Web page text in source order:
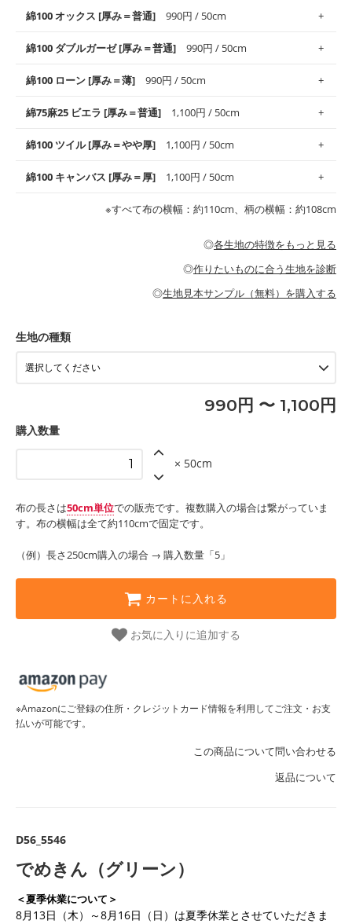
綿100 オックス [厚み＝普通] 990円 / 50cm
使いやすさNo.1！しなやかさと適度な張りを併せ持ち、通気性の
高さがオックス生地の特徴です。当サイトのオックス生地は、
般にお使いいただけます。
※レッスンバッグ、上履き袋などの通園通学グッズにはツイル生
・布団カバーなどの寝具、カーテン
綿100 ダブルガーゼ [厚み＝普通] 990円 / 50cm
柔らかくふんわりとした肌触りが特徴です。ベビー用品やハンカ
チなど直接肌に触れるアイテムに最適です。高い吸湿性・通気性
す。
・スタイ、おくるみなどのベビーグッズ
・ブラウス、チュニック、ワンピースなどの洋服
・パジャマなどの寝具
綿100 ローン [厚み＝薄] 990円 / 50cm
上質で薄手の平織りの生地です。軽やかさとなめらかな手触りの
良さが魅力。透け感があるので、涼しげなトップスなどに最適で
・ブラウス、シャツ、チュニックなどのトップス
綿75麻25 ビエラ [厚み＝普通] 1,100円 / 50cm
コットン75％リネン25％の当店のビエラ生地は、オックス生地よ
りもふんわりとした柔らかい質感と適度な落ち感を感じられるの
綿100 ツイル [厚み＝やや厚] 1,100円 / 50cm
綾織りの生地です。しっかりとした張りと厚みがありながらも柔
らかいのが特徴です。生地の厚みは中厚手です。1枚でも透け感
・カーテン、エプロン、テーブルクロスなどの暮らしのアイテム
・パンツ、タックスカートなどのボトムス
もっと詳しく見る
綿100 キャンバス [厚み＝厚] 1,100円 / 50cm
耐久性があります。トートバッグ・ポーチ・ペンケースなどの布
小物、インテリア用品に向いています。
・工作用エプロン
もっと詳しく見る
※すべて布の横幅：約110cm、柄の横幅：約108cm
◎各生地の特徴をもっと見る
◎作りたいものに合う生地を診断
◎生地見本サンプル（無料）を購入する
生地の種類
990円 〜 1,100円
購入数量
× 50cm
布の長さは50cm単位での販売です。複数購入の場合は繋がっていま
す。布の横幅は全て約110cmで固定です。
（例）長さ250cm購入の場合 → 購入数量「5」
カートに入れる
お気に入りに追加する
※Amazonにご登録の住所・クレジットカード情報を利用してご注文・お支
払いが可能です。
この商品について問い合わせる
返品について
D56_5546
でめきん（グリーン）
＜夏季休業について＞
8月13日（木）～8月16日（日）は夏季休業とさせていただきま